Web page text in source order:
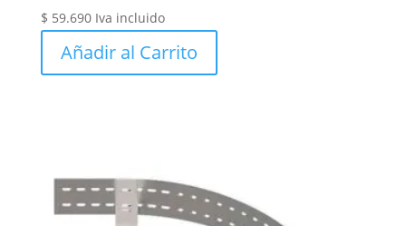
$ 59.690 Iva incluido
Añadir al Carrito